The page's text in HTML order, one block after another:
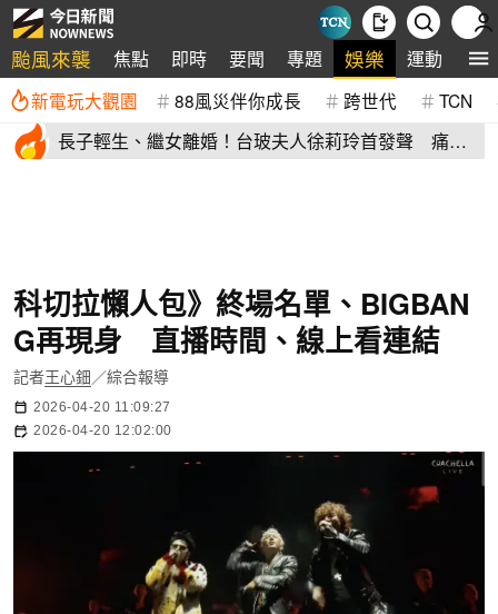
颱風來襲 焦點 即時 要聞 專題 娛樂 運動 全
新電玩大觀園 88風災伴你成長 跨世代 TCN
長子輕生、繼女離婚！台玻夫人徐莉玲首發聲 痛揭
科切拉懶人包》終場名單、BIGBAN
G再現身 直播時間、線上看連結
記者王心鈿 ／綜合報導
2026-04-20 11:09:27
2026-04-20 12:02:00